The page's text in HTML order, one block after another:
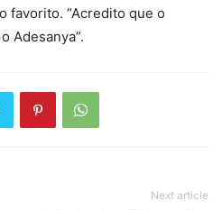
favorito. “Acredito que o
Adesanya”.
Next article